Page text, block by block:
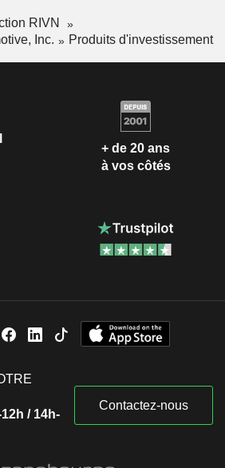
RIVN
Inc.
Produits d'investissement
+ de 20 ans
à vos côtés
/ 14h-
Contactez-nous